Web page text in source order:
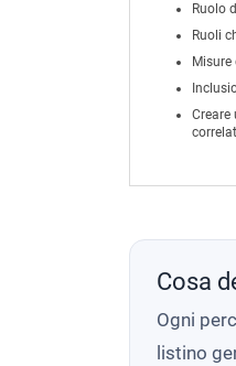
Ruolo
Ruoli
Creare
Cosa
Ogni
listino